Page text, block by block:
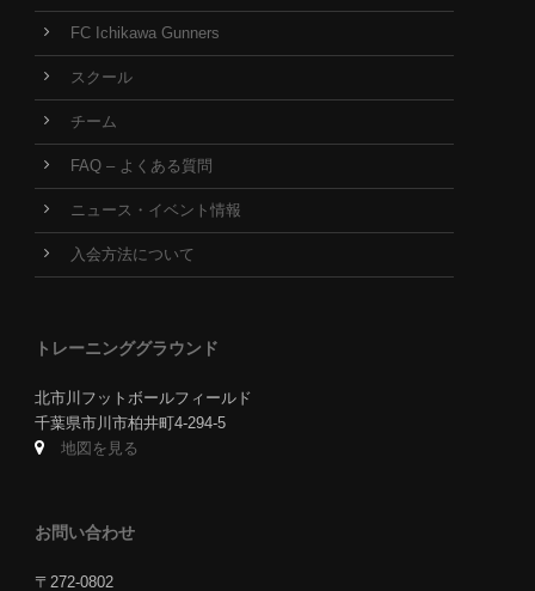
FC Ichikawa Gunners
スクール
チーム
FAQ – よくある質問
ニュース・イベント情報
入会方法について
トレーニンググラウンド
北市川フットボールフィールド
千葉県市川市柏井町4-294-5
地図を見る
お問い合わせ
〒272-0802